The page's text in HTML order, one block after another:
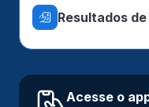
Resultados
Acesse o